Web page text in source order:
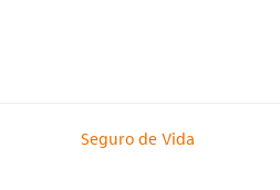
Seguro de Vida